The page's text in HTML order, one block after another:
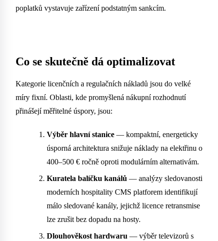
poplatků vystavuje zařízení podstatným sankcím.
Co se skutečně dá optimalizovat
Kategorie licenčních a regulačních nákladů jsou do velké
míry fixní. Oblasti, kde promyšlená nákupní rozhodnutí
přinášejí měřitelné úspory, jsou:
Výběr hlavní stanice — kompaktní, energeticky
úsporná architektura snižuje náklady na elektřinu o
400–500 € ročně oproti modulárním alternativám.
Kuratela balíčku kanálů — analýzy sledovanosti
moderních hospitality CMS platforem identifikují
málo sledované kanály, jejichž licence retransmise
lze zrušit bez dopadu na hosty.
Dlouhověkost hardwaru — výběr televizorů s